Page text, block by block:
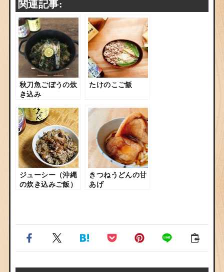
関連記事:
秋刀魚ごぼうの炊
き込み
たけのこご飯
ジューシー（沖縄
の炊き込みご飯）
きつねうどんの甘
あげ